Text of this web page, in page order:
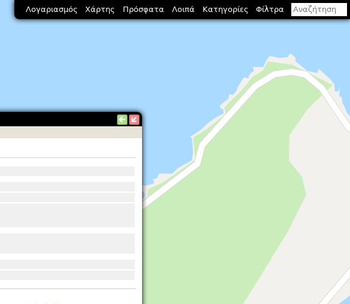
Λογαριασμός Χάρτης Πρόσφατα Λοιπά Κατηγορίες Φίλτρα